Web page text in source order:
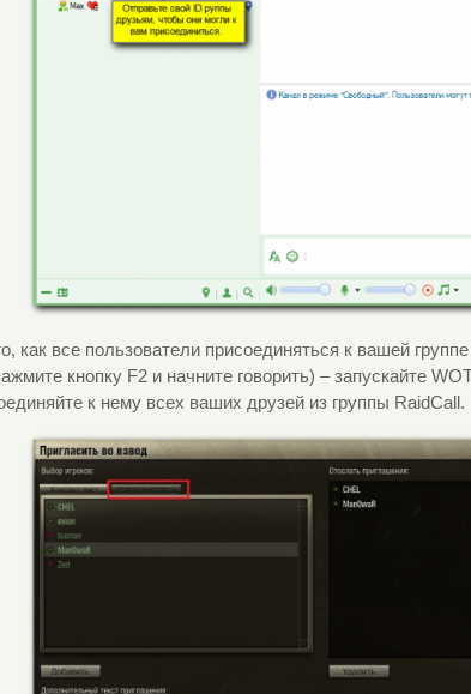
как все пользователи присоединяться к вашей
кнопку F2 и начните говорить) – запускайте
к нему всех ваших друзей из группы RaidCall.